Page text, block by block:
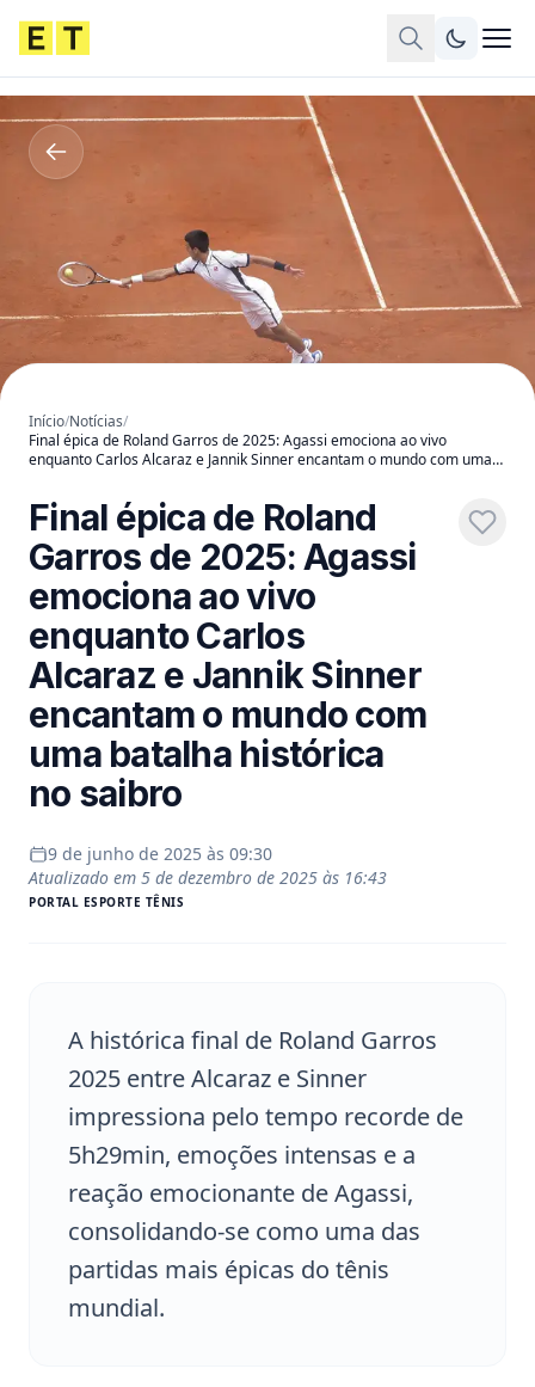
Início/Notícias/
Final épica de Roland Garros de 2025: Agassi emociona ao vivo
enquanto Carlos Alcaraz e Jannik Sinner encantam o mundo com uma
Final épica de Roland
Garros de 2025: Agassi
emociona ao vivo
enquanto Carlos
Alcaraz e Jannik Sinner
encantam o mundo com
uma batalha histórica
no saibro
9 de junho de 2025 às 09:30
Atualizado em 5 de dezembro de 2025 às 16:43
PORTAL ESPORTE TÊNIS
A histórica final de Roland Garros
2025 entre Alcaraz e Sinner
impressiona pelo tempo recorde de
5h29min, emoções intensas e a
reação emocionante de Agassi,
consolidando-se como uma das
partidas mais épicas do tênis
mundial.